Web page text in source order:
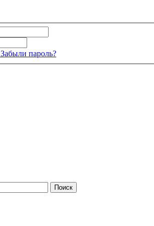
Забыли пароль?